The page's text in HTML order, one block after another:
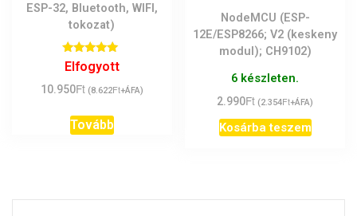
ESP-32, Bluetooth, WIFI,
tokozat)
Értékelés:
5.00
Elfogyott
10.950Ft (8.622Ft+ÁFA)
Tovább
NodeMCU (ESP-
12E/ESP8266; V2 (keskeny
modul); CH9102)
6 készleten.
2.990Ft (2.354Ft+ÁFA)
Kosárba teszem